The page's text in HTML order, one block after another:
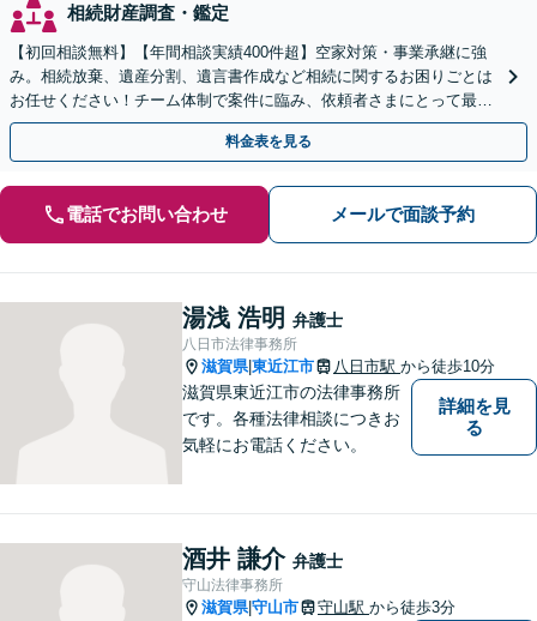
相続財産調査・鑑定
【初回相談無料】【年間相談実績400件超】空家対策・事業承継に強
み。相続放棄、遺産分割、遺言書作成など相続に関するお困りごとは
お任せください！チーム体制で案件に臨み、依頼者さまにとって最善
の解決を目指します【堅田駅4分】【無料駐車場あり】
料金表を見る
電話でお問い合わせ メールで面談予約
湯浅 浩明 弁護士
八日市法律事務所
滋賀県|東近江市 八日市駅 から徒歩10分
滋賀県東近江市の法律事務所
です。各種法律相談につきお
気軽にお電話ください。
詳細を見
る
酒井 謙介 弁護士
守山法律事務所
滋賀県|守山市 守山駅 から徒歩3分